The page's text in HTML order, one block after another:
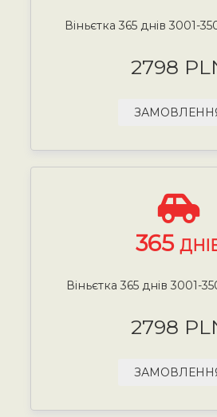
Віньєтка 365 днів 3001-
2798
365
Віньєтка 365 днів 3001-
2798